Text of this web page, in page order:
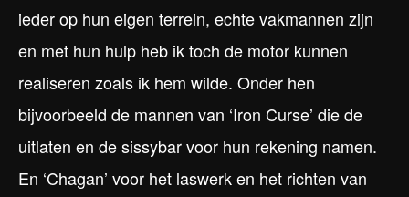
ieder op hun eigen terrein, echte vakmannen zijn
en met hun hulp heb ik toch de motor kunnen
realiseren zoals ik hem wilde. Onder hen
bijvoorbeeld de mannen van ‘Iron Curse’ die de
uitlaten en de sissybar voor hun rekening namen.
En ‘Chagan’ voor het laswerk en het richten van